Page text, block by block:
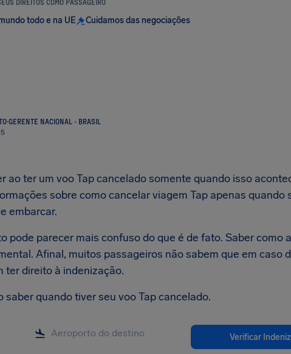
DIREITOS COMO PASSAGEIRO
todo e na UE Cuidamos das negociações
·GERENTE NACIONAL - BRASIL
ao ter um voo Tap cancelado somente quando isso
sobre como cancelar viagem Tap apenas quando
embarcar.
pode parecer mais confuso do que é de fato. Saber como
Afinal, muitos passageiros não sabem que em caso
ter direito à indenização.
saber quando tiver seu voo Tap cancelado.
Verificar